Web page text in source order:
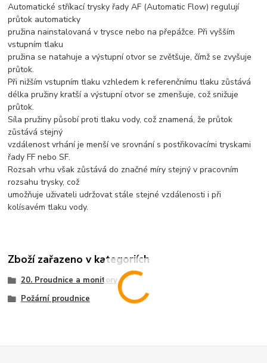
Automatické stříkací trysky řady AF (Automatic Flow) regulují
průtok automaticky
pružina nainstalovaná v trysce nebo na přepážce. Při vyšším
vstupním tlaku
pružina se natahuje a výstupní otvor se zvětšuje, čímž se zvyšuje
průtok.
Při nižším vstupním tlaku vzhledem k referenčnímu tlaku zůstává
délka pružiny kratší a výstupní otvor se zmenšuje, což snižuje
průtok.
Síla pružiny působí proti tlaku vody, což znamená, že průtok
zůstává stejný
vzdálenost vrhání je menší ve srovnání s postřikovacími tryskami
řady FF nebo SF.
Rozsah vrhu však zůstává do značné míry stejný v pracovním
rozsahu trysky, což
umožňuje uživateli udržovat stále stejné vzdálenosti i při
kolísavém tlaku vody.
Zboží zařazeno v kategoriích
20. Proudnice a monitory
Požární proudnice